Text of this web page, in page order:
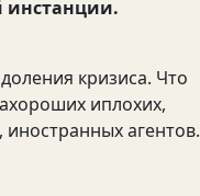
инстанции.
кризиса. Что
иплохих,
агентов.